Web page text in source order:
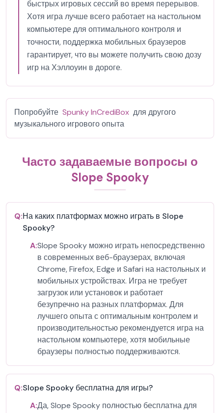
быстрых игровых сессий во время перерывов.
Хотя игра лучше всего работает на настольном
компьютере для оптимального контроля и
точности, поддержка мобильных браузеров
гарантирует, что вы можете получить свою дозу
игр на Хэллоуин в дороге.
Попробуйте Spunky InCrediBox для другого
музыкального игрового опыта
Часто задаваемые вопросы о
Slope Spooky
Q:На каких платформах можно играть в Slope
Spooky?
A:Slope Spooky можно играть непосредственно
в современных веб-браузерах, включая
Chrome, Firefox, Edge и Safari на настольных и
мобильных устройствах. Игра не требует
загрузок или установок и работает
безупречно на разных платформах. Для
лучшего опыта с оптимальным контролем и
производительностью рекомендуется игра на
настольном компьютере, хотя мобильные
браузеры полностью поддерживаются.
Q:Slope Spooky бесплатна для игры?
A:Да, Slope Spooky полностью бесплатна для